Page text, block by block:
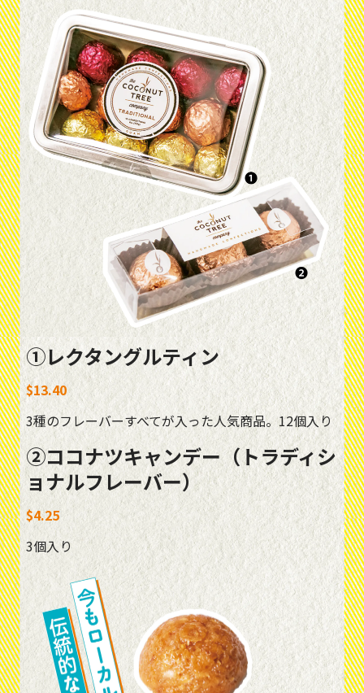
①レクタングルティン
$13.40
3種のフレーバーすべてが入った人気商品。12個入り
②ココナツキャンデー（トラディシ
ョナルフレーバー）
$4.25
3個入り